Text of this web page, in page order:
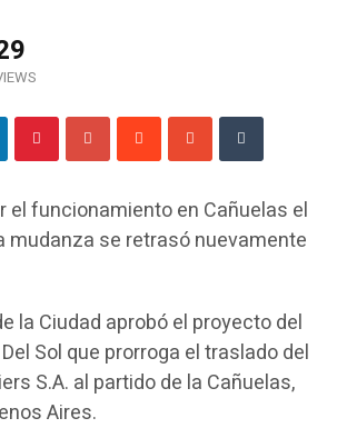
el funcionamiento en Cañuelas el
mudanza se retrasó nuevamente
la Ciudad aprobó el proyecto del
Sol que prorroga el traslado del
S.A. al partido de la Cañuelas,
Aires.